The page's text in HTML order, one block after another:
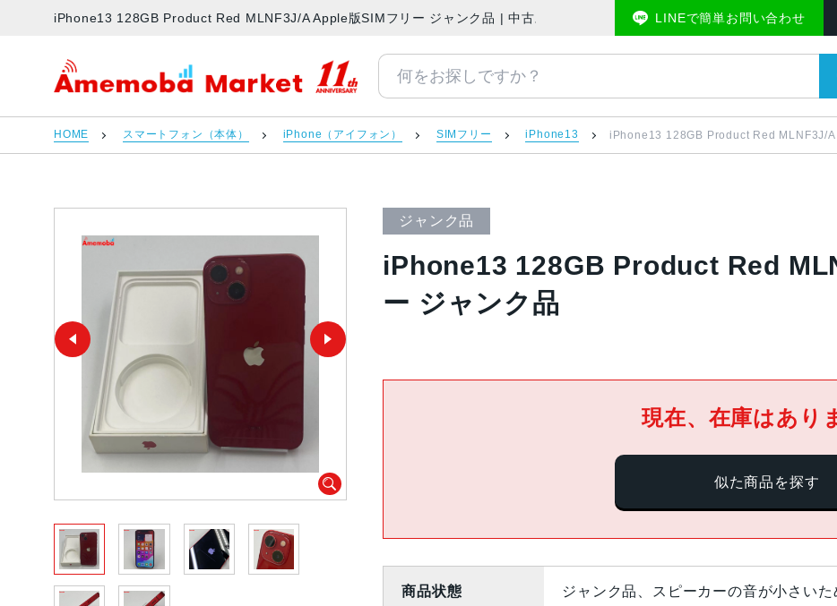
iPhone13 128GB Product Red MLNF3J/A Apple版SIMフリー ジャンク品 | 中古スマホ販売のアメモバマーケットLINEで簡単お問い合わせ
アメモバマーケット
HOME スマートフォン（本体） iPhone（アイフォン） SIMフリー iPhone13 iPhone13 128GB Product Red MLNF3J/A
ジャンク品
iPhone13 128GB Product Red
ー ジャンク品
現在、在庫はあり
似た商品を探す
商品状態
ジャンク品、スピーカーの音が小さい